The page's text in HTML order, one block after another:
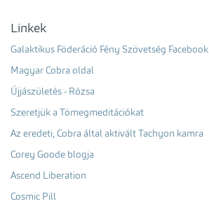
Linkek
Galaktikus Föderáció Fény Szövetség Facebook
Magyar Cobra oldal
Újjászületés - Rózsa
Szeretjük a Tömegmeditációkat
Az eredeti, Cobra által aktivált Tachyon kamra
Corey Goode blogja
Ascend Liberation
Cosmic Pill